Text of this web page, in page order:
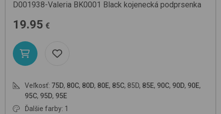
D001938-Valeria BK0001 Black kojenecká podprsenka
19.95 €
Veľkosť: 75D, 80C, 80D, 80E, 85C, 85D, 85E, 90C, 90D, 90E,
95C, 95D, 95E
Ďalšie farby: 1